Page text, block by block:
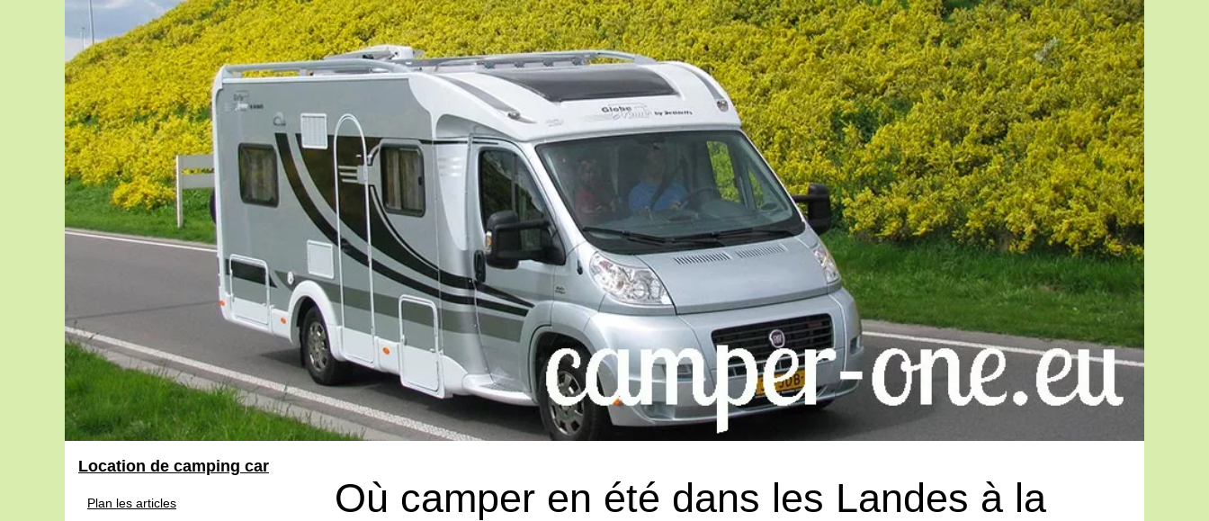
Où camper en été dans les Landes à la
Location de camping car
Plan les articles